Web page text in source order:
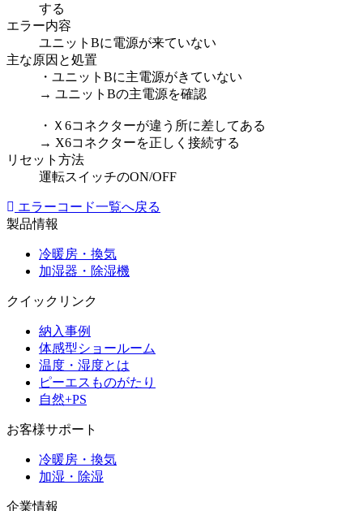
する
エラー内容
ユニットBに電源が来ていない
主な原因と処置
・ユニットBに主電源がきていない
→ ユニットBの主電源を確認
・Ｘ6コネクターが違う所に差してある
→ X6コネクターを正しく接続する
リセット方法
運転スイッチのON/OFF
エラーコード一覧へ戻る
製品情報
冷暖房・換気
加湿器・除湿機
クイックリンク
納入事例
体感型ショールーム
温度・湿度とは
ピーエスものがたり
自然+PS
お客様サポート
冷暖房・換気
加湿・除湿
企業情報